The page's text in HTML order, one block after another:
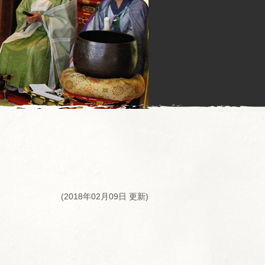
(2018年02月09日 更新)